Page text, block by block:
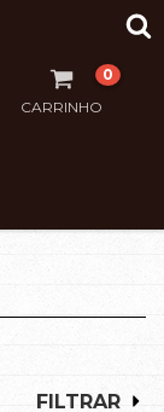
CARRINHO
0
FILTRAR